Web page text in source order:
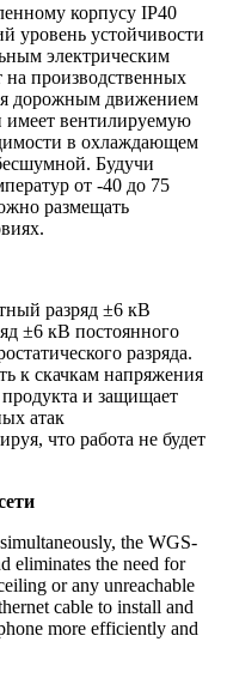
корпусу IP40
уровень устойчивости
электрическим
производственных
дорожным движением
имеет вентилируемую
в охлаждающем
Будучи
от -40 до 75
размещать
разряд ±6 кВ
±6 кВ постоянного
разряда.
к скачкам напряжения
и защищает
атак
что работа не будет
the WGS-
eliminates the need for
or any unreachable
cable to install and
more efficiently and